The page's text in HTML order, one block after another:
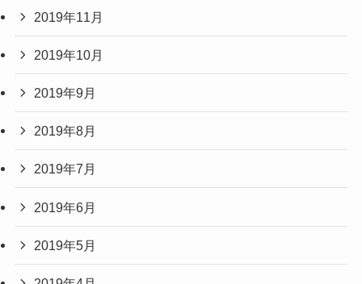
2019年11月
2019年10月
2019年9月
2019年8月
2019年7月
2019年6月
2019年5月